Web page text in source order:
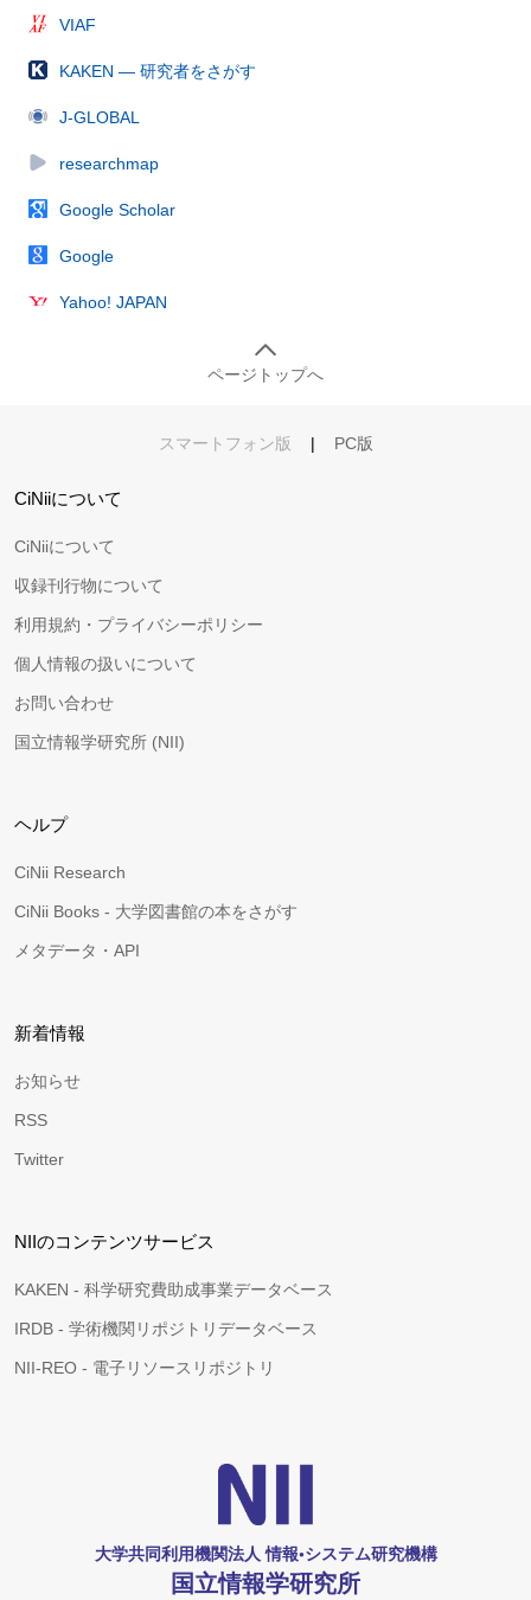
VIAF
KAKEN — 研究者をさがす
J-GLOBAL
researchmap
Google Scholar
Google
Yahoo! JAPAN
ページトップへ
スマートフォン版 | PC版
CiNiiについて
CiNiiについて
収録刊行物について
利用規約・プライバシーポリシー
個人情報の扱いについて
お問い合わせ
国立情報学研究所 (NII)
ヘルプ
CiNii Research
CiNii Books - 大学図書館の本をさがす
メタデータ・API
新着情報
お知らせ
RSS
Twitter
NIIのコンテンツサービス
KAKEN - 科学研究費助成事業データベース
IRDB - 学術機関リポジトリデータベース
NII-REO - 電子リソースリポジトリ
大学共同利用機関法人 情報•システム研究機構
国立情報学研究所